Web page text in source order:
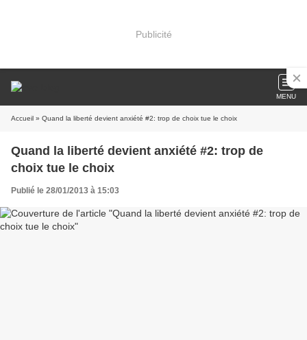
Publicité
MENU
Accueil » Quand la liberté devient anxiété #2: trop de choix tue le choix
Quand la liberté devient anxiété #2: trop de
choix tue le choix
Publié le 28/01/2013 à 15:03